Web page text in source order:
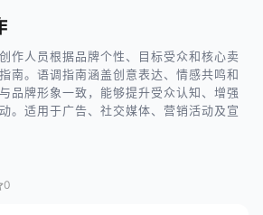
作人员根据品牌个性、目标受众和核心卖
南。语调指南涵盖创意表达、情感共鸣和
品牌形象一致，能够提升受众认知、增强
。适用于广告、社交媒体、营销活动及宣
0